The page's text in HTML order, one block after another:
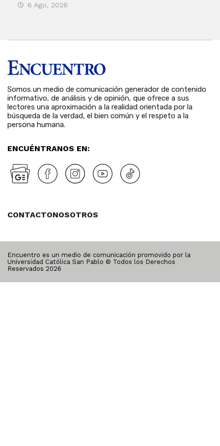
6 Ago, 2026
Somos un medio de comunicación generador de contenido
informativo, de análisis y de opinión, que ofrece a sus
lectores una aproximación a la realidad orientada por la
búsqueda de la verdad, el bien común y el respeto a la
persona humana.
ENCUÉNTRANOS EN:
CONTACTONOSOTROS
Encuentro es un medio de comunicación promovido por la
Universidad Católica San Pablo © Todos los Derechos
Reservados 2026